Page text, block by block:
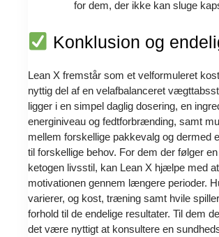
for dem, der ikke kan sluge
Konklusion og
Lean X fremstår som et velformuleret
nyttig del af en velafbalanceret
ligger i en simpel daglig dosering, en
energiniveau og fedtforbrænding, samt
mellem forskellige pakkevalg og dermed
til forskellige behov. For dem der følger
ketogen livsstil, kan Lean X hjælpe med
motivationen gennem længere perioder.
varierer, og kost, træning samt hvile
forhold til de endelige resultater. Til dem
det være nyttigt at konsultere en